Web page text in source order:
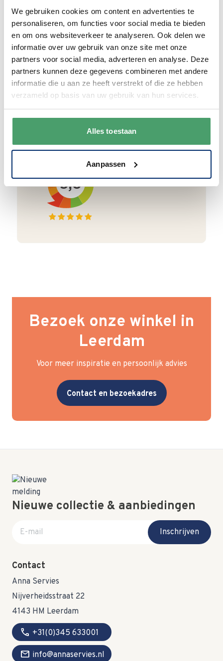
We gebruiken cookies om content en advertenties te
personaliseren, om functies voor social media te bieden
en om ons websiteverkeer te analyseren. Ook delen we
informatie over uw gebruik van onze site met onze
partners voor social media, adverteren en analyse. Deze
partners kunnen deze gegevens combineren met andere
informatie die u aan ze heeft verstrekt of die ze hebben
verzameld op basis van uw gebruik van hun services.
Alles toestaan
Aanpassen
We verpakken onze producten zorgvuldig
en duurzaam met hergebruikt karton en
papier.Vanaf € 55,-wordt jouw bestelling
ook nog eens helemaalgratis verzonden.
Goede waardering
We krijgen een goede waardering van Onze
Bezoek onze winkel in
Leerdam
Voor meer inspiratie en persoonlijk advies
Contact en bezoekadres
Nieuwe collectie & aanbiedingen
E-mail adres
Inschrijven
Contact
Anna Servies
Nijverheidsstraat 22
4143 HM Leerdam
call +31(0)345 633001
mail info@annaservies.nl